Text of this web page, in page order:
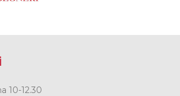
10-12.30